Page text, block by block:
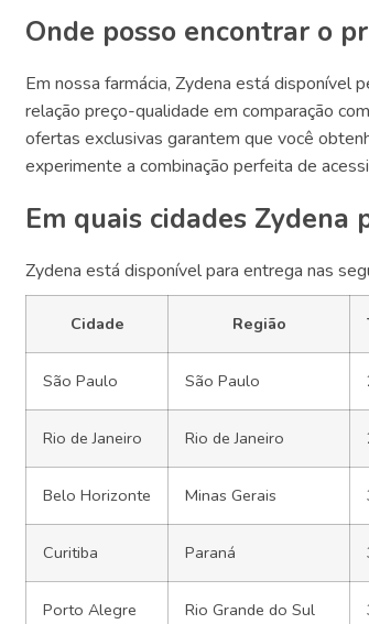
Onde posso encontrar o
Em nossa farmácia, Zydena está disponível
relação preço-qualidade em comparação
ofertas exclusivas garantem que você
experimente a combinação perfeita de
Em quais cidades Zydena
Zydena está disponível para entrega nas
Cidade Região
São Paulo São Paulo
Rio de Janeiro Rio de Janeiro
Belo Horizonte Minas Gerais
Curitiba Paraná
Porto Alegre Rio Grande do Sul